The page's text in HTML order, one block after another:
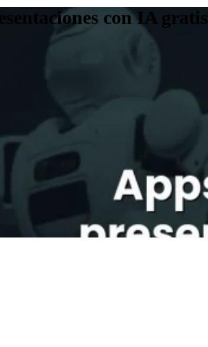
con IA gratis